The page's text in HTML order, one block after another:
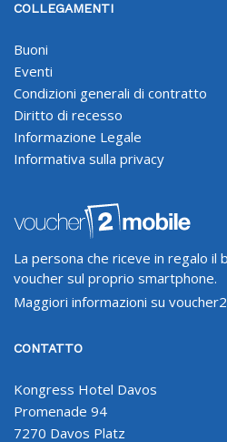
COLLEGAMENTI
Buoni
Eventi
Condizioni generali di contratto
Diritto di recesso
Informazione Legale
Informativa sulla privacy
La persona che riceve in regalo il
voucher sul proprio smartphone.
Maggiori informazioni su
CONTATTO
Kongress Hotel Davos
Promenade 94
7270 Davos Platz